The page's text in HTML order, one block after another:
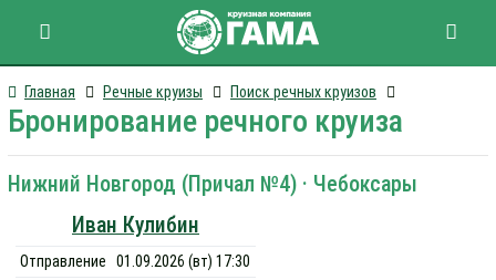
Главная Речные круизы Поиск речных круизов
Бронирование речного круиза
Нижний Новгород (Причал №4) · Чебоксары
Иван Кулибин
Отправление
01.09.2026 (вт) 17:30